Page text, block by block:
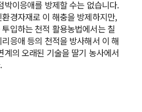
박이응애를 방제할 수는 없습니다.
경자재로 이 해충을 방제하지만,
입하는 천적 활용농법에서는 칠
응애 등의 천적을 방사해서 이 해
계의 오래된 기술을 딸기 농사에서